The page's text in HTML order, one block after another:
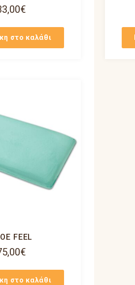
€
στο καλάθι
FEEL
€
στο καλάθι